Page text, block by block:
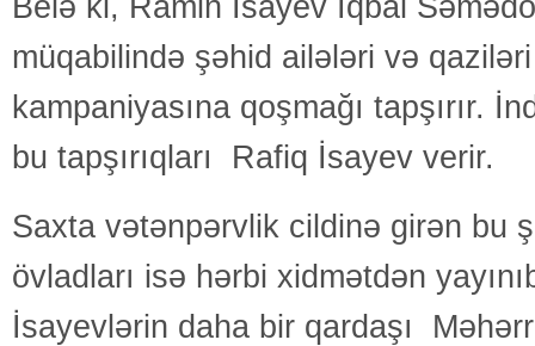
Belə ki, Ramin İsayev İqbal
müqabilində şəhid ailələri və
kampaniyasına qoşmağı tapşırır.
bu tapşırıqları Rafiq İsayev verir.
Saxta vətənpərvlik cildinə girən bu
övladları isə hərbi xidmətdən
İsayevlərin daha bir qardaşı